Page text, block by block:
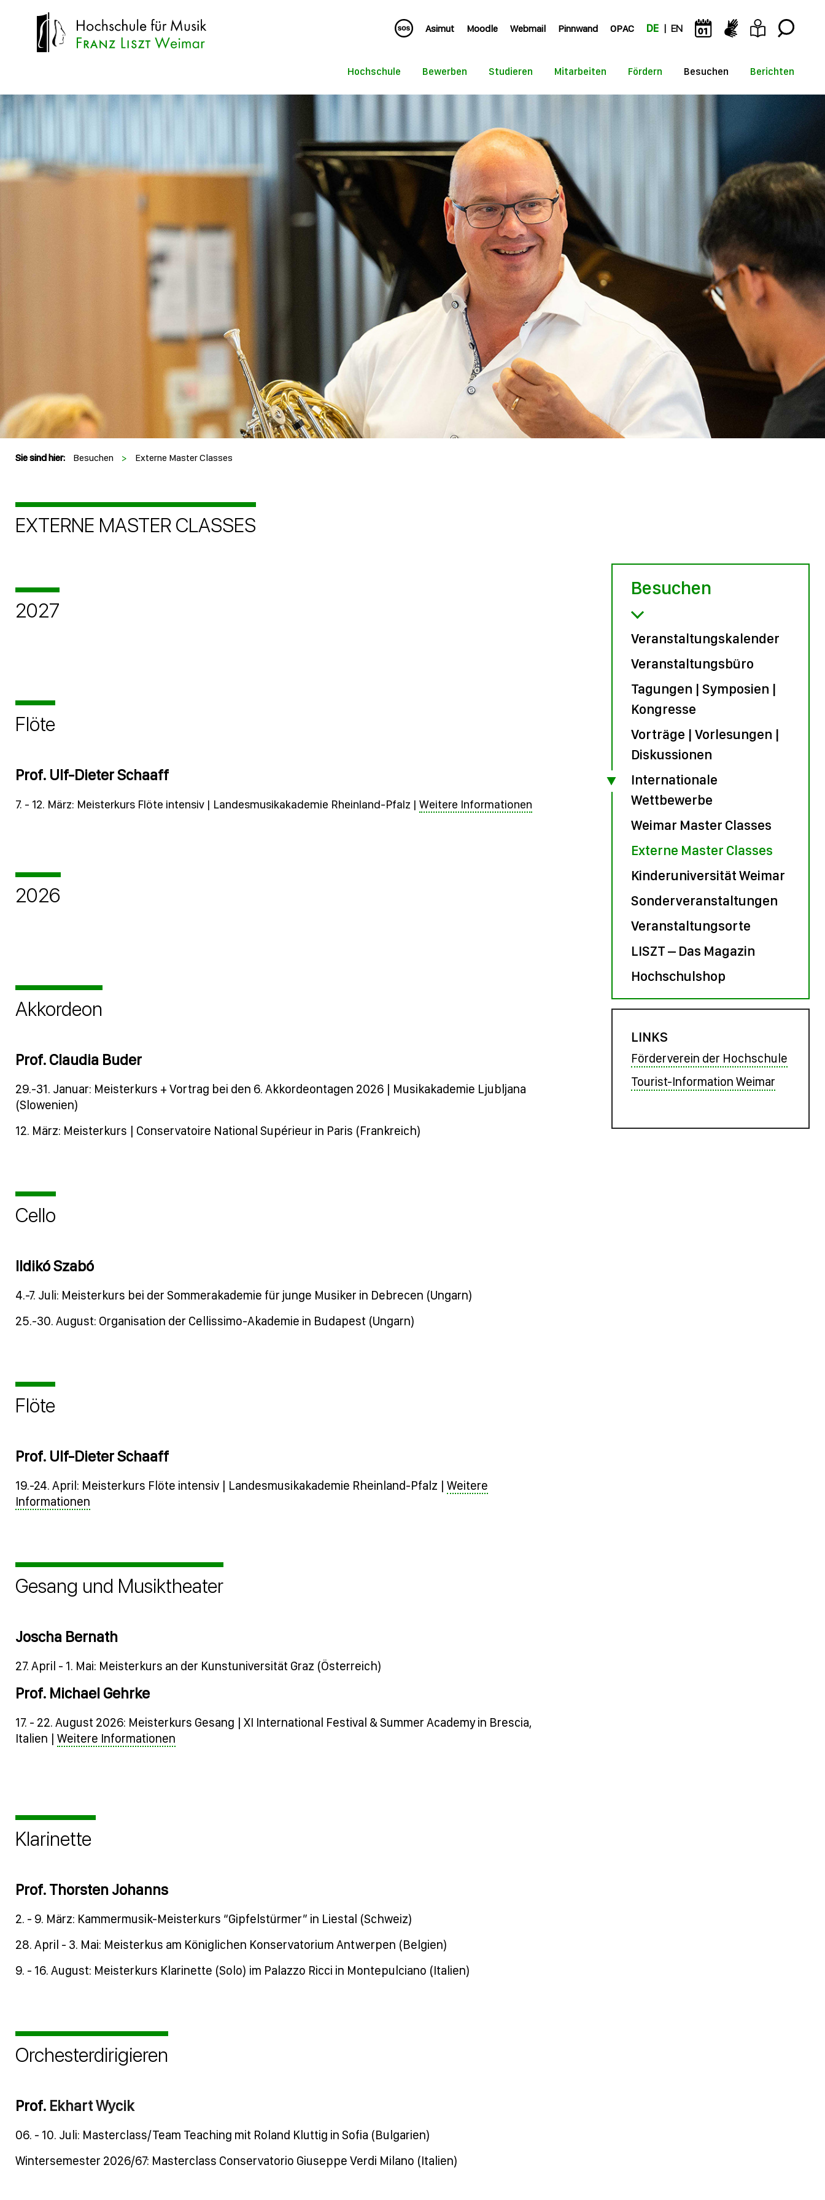
Asimut Moodle Webmail Pinnwand OPAC DE EN
Hochschule Bewerben Studieren Mitarbeiten Fördern Besuchen Berichten
Sie sind hier: Besuchen > Externe Master Classes
EXTERNE MASTER CLASSES
2027
Flöte
Prof. Ulf-Dieter Schaaff
7. - 12. März: Meisterkurs Flöte intensiv | Landesmusikakademie Rheinland-Pfalz | Weitere Informationen
2026
Akkordeon
Prof. Claudia Buder
29.-31. Januar: Meisterkurs + Vortrag bei den 6. Akkordeontagen 2026 | Musikakademie Ljubljana
(Slowenien)
12. März: Meisterkurs | Conservatoire National Supérieur in Paris (Frankreich)
Cello
Ildikó Szabó
4.-7. Juli: Meisterkurs bei der Sommerakademie für junge Musiker in Debrecen (Ungarn)
25.-30. August: Organisation der Cellissimo-Akademie in Budapest (Ungarn)
Flöte
Prof. Ulf-Dieter Schaaff
19.-24. April: Meisterkurs Flöte intensiv | Landesmusikakademie Rheinland-Pfalz | Weitere
Informationen
Gesang und Musiktheater
Joscha Bernath
27. April - 1. Mai: Meisterkurs an der Kunstuniversität Graz (Österreich)
Prof. Michael Gehrke
17. - 22. August 2026: Meisterkurs Gesang | XI International Festival & Summer Academy in Brescia,
Italien | Weitere Informationen
Klarinette
Prof. Thorsten Johanns
2. - 9. März: Kammermusik-Meisterkurs “Gipfelstürmer” in Liestal (Schweiz)
28. April - 3. Mai: Meisterkus am Königlichen Konservatorium Antwerpen (Belgien)
9. - 16. August: Meisterkurs Klarinette (Solo) im Palazzo Ricci in Montepulciano (Italien)
Orchesterdirigieren
Prof. Ekhart Wycik
06. - 10. Juli: Masterclass/Team Teaching mit Roland Kluttig in Sofia (Bulgarien)
Wintersemester 2026/67: Masterclass Conservatorio Giuseppe Verdi Milano (Italien)
Besuchen
Veranstaltungskalender
Veranstaltungsbüro
Tagungen | Symposien |
Kongresse
Vorträge | Vorlesungen |
Diskussionen
Internationale
Wettbewerbe
Weimar Master Classes
Externe Master Classes
Kinderuniversität Weimar
Sonderveranstaltungen
Veranstaltungsorte
LISZT – Das Magazin
Hochschulshop
LINKS
Förderverein der Hochschule
Tourist-Information Weimar